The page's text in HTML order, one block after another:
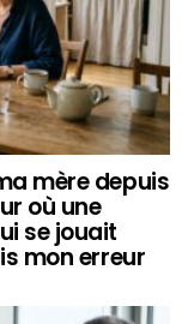
mère depuis
où une
se jouait
mon erreur